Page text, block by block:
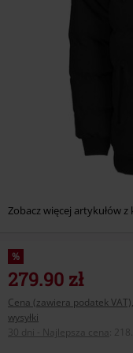
Zobacz więcej artykułów
%
279.90 zł
Cena (zawiera podatek
wysyłki
30 dni - Najlepsza cena